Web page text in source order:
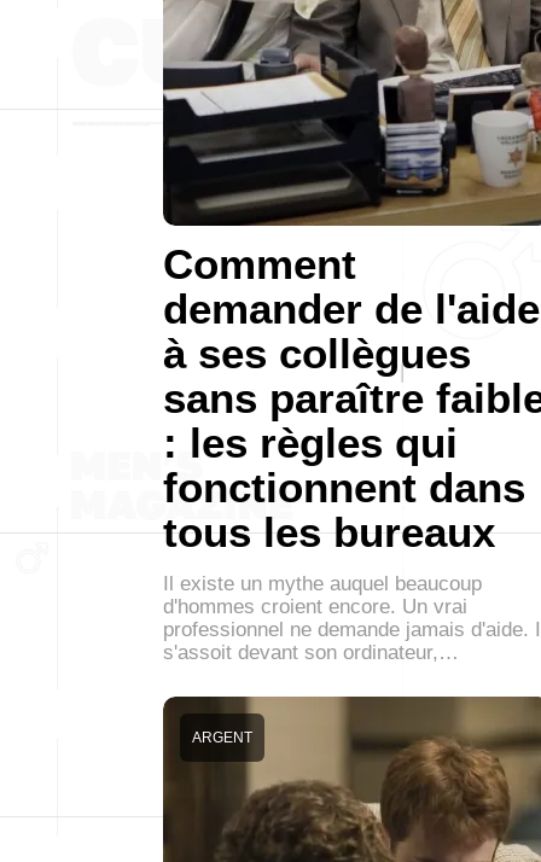
Comment
demander de l'aide
à ses collègues
sans paraître
: les règles qui
fonctionnent dans
tous les bureaux
Il existe un mythe auquel beaucoup
d'hommes croient encore. Un vrai
professionnel ne demande jamais d'aide.
s'assoit devant son ordinateur,…
ARGENT